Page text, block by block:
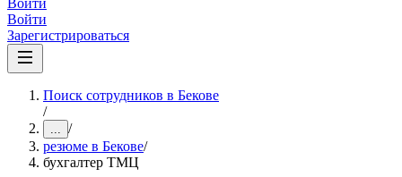
Войти
Войти
Зарегистрироваться
Поиск сотрудников в Бекове
/
... /
резюме в Бекове/
бухгалтер ТМЦ